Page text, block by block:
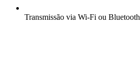
Transmissão via Wi-Fi ou Bluetooth